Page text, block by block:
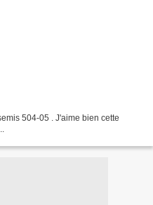
504-05 . J'aime bien cette